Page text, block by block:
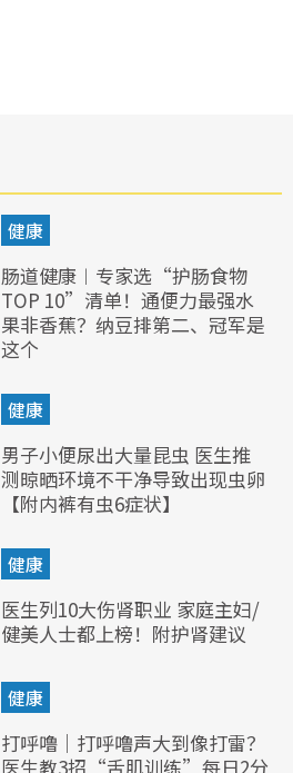
健康
肠道健康︱专家选“护肠食物
TOP 10”清单！通便力最强水
果非香蕉？纳豆排第二、冠军是
这个
健康
男子小便尿出大量昆虫 医生推
测晾晒环境不干净导致出现虫卵
【附内裤有虫6症状】
健康
医生列10大伤肾职业 家庭主妇/
健美人士都上榜！附护肾建议
健康
打呼噜｜打呼噜声大到像打雷？
医生教3招“舌肌训练”每日2分